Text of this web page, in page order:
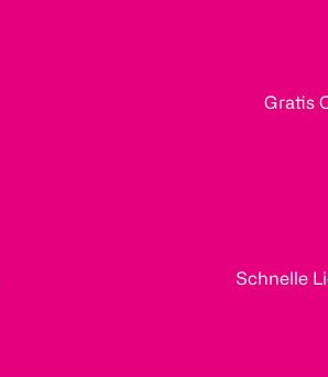
Gratis
Schnelle